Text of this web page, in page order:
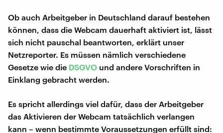
Ob auch Arbeitgeber in Deutschland darauf bestehen
können, dass die Webcam dauerhaft aktiviert ist, lässt
sich nicht pauschal beantworten, erklärt unser
Netzreporter. Es müssen nämlich verschiedene
Gesetze wie die DSGVO und andere Vorschriften in
Einklang gebracht werden.
Es spricht allerdings viel dafür, dass der Arbeitgeber
das Aktivieren der Webcam tatsächlich verlangen
kann – wenn bestimmte Voraussetzungen erfüllt sind: